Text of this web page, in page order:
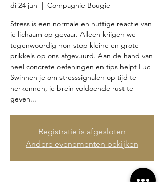
di 24 jun
  |
Compagnie Bougie
Stress is een normale en nuttige reactie van
je lichaam op gevaar. Alleen krijgen we
tegenwoordig non-stop kleine en grote
prikkels op ons afgevuurd. Aan de hand van
heel concrete oefeningen en tips helpt Luc
Swinnen je om stresssignalen op tijd te
herkennen, je brein voldoende rust te
geven...
Registratie is afgesloten
Andere evenementen bekijken